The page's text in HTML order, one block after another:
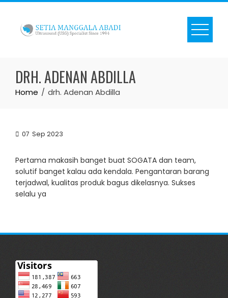
Skip
content
DRH. ADENAN ABDILLA
Home drh. Adenan Abdilla
07 Sep 2023
Pertama makasih banget buat SOGATA dan team,
solutif banget kalau ada kendala. Pengantaran barang
terjadwal, kualitas produk bagus dikelasnya. Sukses
selalu ya